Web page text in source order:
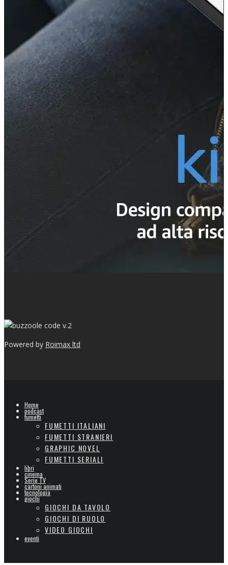
v.2
Powered by Roimax ltd
Home
podcast
fumetti
FUMETTI ITALIANI
FUMETTI STRANIERI
GRAPHIC NOVEL
FUMETTI SERIALI
libri
cinema
Serie TV
cartoni animati
tecnologia
giochi
GIOCHI DA TAVOLO
GIOCHI DI RUOLO
VIDEO GIOCHI
eventi